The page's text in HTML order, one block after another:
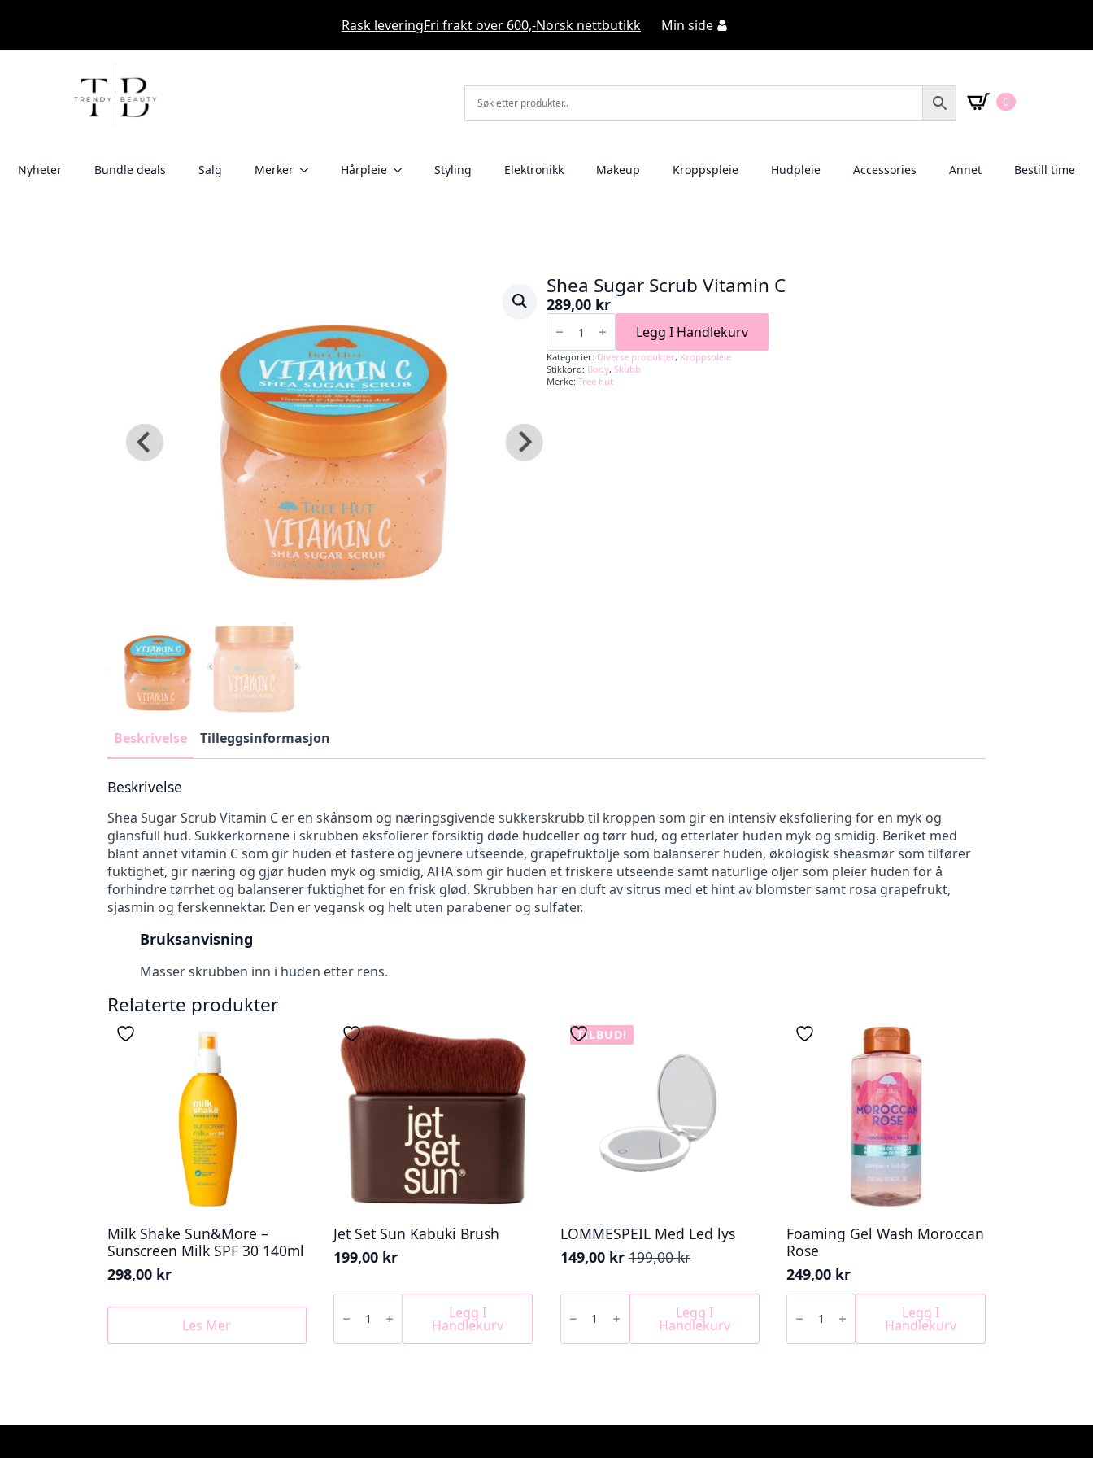
Rask leveringFri frakt over 600,-Norsk nettbutikk Min side
0
Nyheter Bundle deals Salg Merker Hårpleie Styling Elektronikk Makeup Kroppspleie Hudpleie Accessories Annet Bestill time
Shea Sugar Scrub Vitamin C
289,00 kr
Shea
Sugar
Vitamin
C
antall
Legg I Handlekurv
Kategorier: Diverse produkter, Kroppspleie
Stikkord: Body, Skubb
Merke: Tree hut
Beskrivelse Tilleggsinformasjon
Beskrivelse
Shea Sugar Scrub Vitamin C er en skånsom og næringsgivende sukkerskrubb til kroppen som gir en intensiv eksfoliering for en myk og
glansfull hud. Sukkerkornene i skrubben eksfolierer forsiktig døde hudceller og tørr hud, og etterlater huden myk og smidig. Beriket med
blant annet vitamin C som gir huden et fastere og jevnere utseende, grapefruktolje som balanserer huden, økologisk sheasmør som tilfører
fuktighet, gir næring og gjør huden myk og smidig, AHA som gir huden et friskere utseende samt naturlige oljer som pleier huden for å
forhindre tørrhet og balanserer fuktighet for en frisk glød. Skrubben har en duft av sitrus med et hint av blomster samt rosa grapefrukt,
sjasmin og ferskennektar. Den er vegansk og helt uten parabener og sulfater.
Bruksanvisning
Masser skrubben inn i huden etter rens.
Relaterte produkter
Milk Shake Sun&More –
Sunscreen Milk SPF 30 140ml
298,00 kr
Les Mer
Jet Set Sun Kabuki Brush
199,00 kr
Jet
Sun
Brush
Legg I
Handlekurv
TILBUD!
LOMMESPEIL Med Led lys
199,00kr
Opprinnelig
var:
199,00 kr.
149,00 kr
Nåværende
er:
149,00 kr.
LOMMESPEIL
Led
antall
Legg I
Handlekurv
Foaming Gel Wash Moroccan
Rose
249,00 kr
Foaming
Wash
Rose
Legg I
Handlekurv